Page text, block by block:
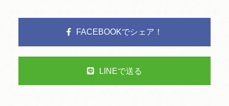
FACEBOOKでシェア！
LINEで送る